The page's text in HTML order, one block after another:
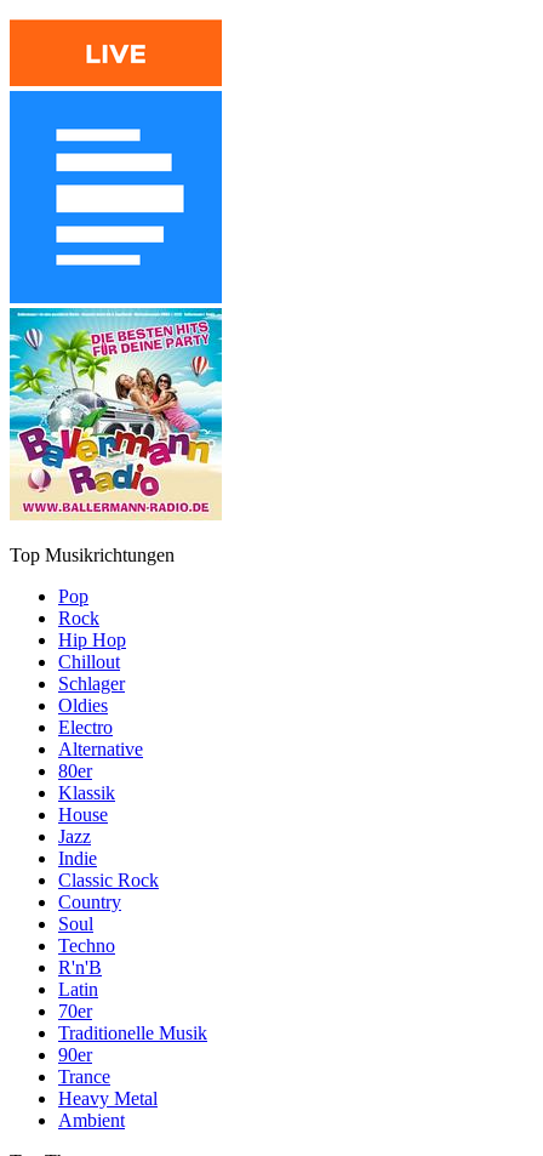
Top Musikrichtungen
Pop
Rock
Hip Hop
Chillout
Schlager
Oldies
Electro
Alternative
80er
Klassik
House
Jazz
Indie
Classic Rock
Country
Soul
Techno
R'n'B
Latin
70er
Traditionelle Musik
90er
Trance
Heavy Metal
Ambient